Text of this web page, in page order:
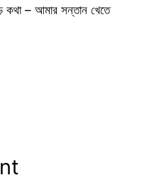
কথা – আমার সন্তান খেতে